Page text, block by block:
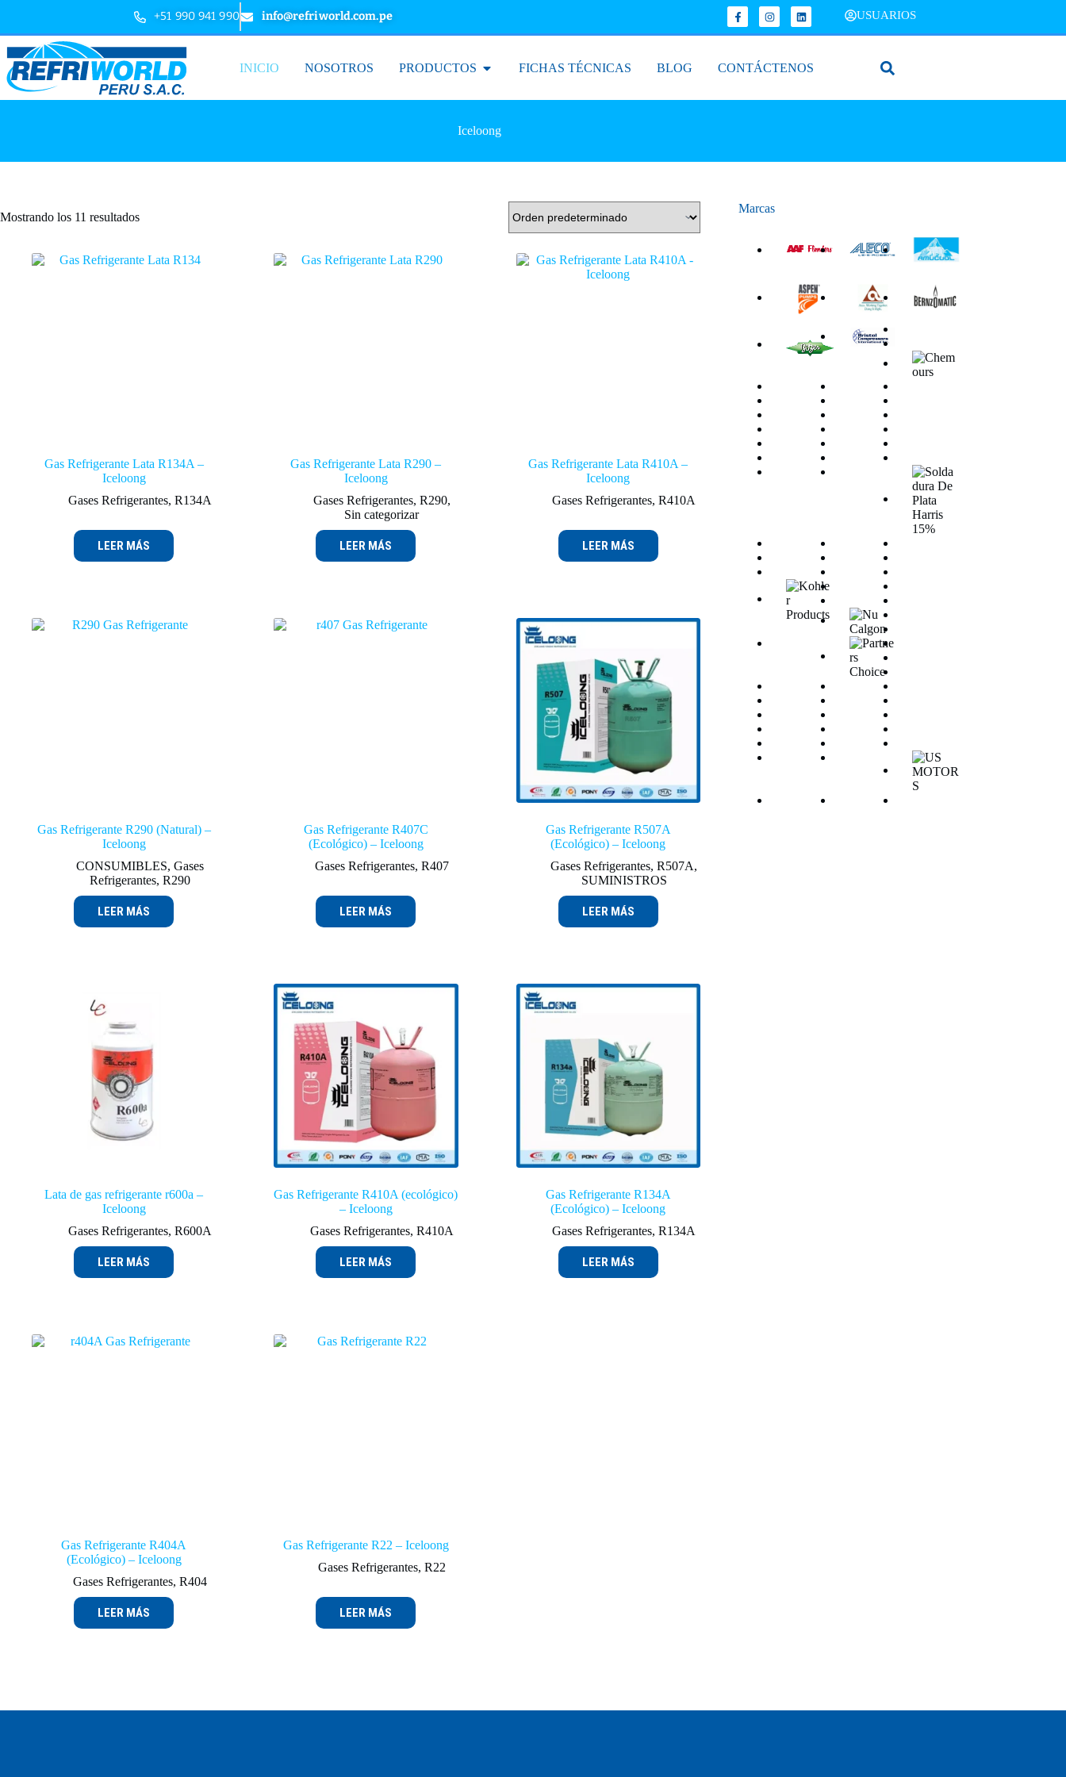
+51 990 941 990 info@refriworld.com.pe USUARIOS
INICIO NOSOTROS PRODUCTOS FICHAS TÉCNICAS BLOG CONTÁCTENOS
Iceloong
Mostrando los 11 resultados
Gas Refrigerante Lata R134A –
Iceloong
Gases Refrigerantes, R134A
LEER MÁS
Gas Refrigerante Lata R290 –
Iceloong
Gases Refrigerantes, R290,
Sin categorizar
LEER MÁS
Gas Refrigerante Lata R410A –
Iceloong
Gases Refrigerantes,R410A
LEER MÁS
Gas Refrigerante R290 (Natural) –
Iceloong
CONSUMIBLES, Gases
Refrigerantes, R290
LEER MÁS
Gas Refrigerante R407C
(Ecológico) – Iceloong
Gases Refrigerantes, R407
LEER MÁS
Gas Refrigerante R507A
(Ecológico) – Iceloong
Gases Refrigerantes,R507A,
SUMINISTROS
LEER MÁS
Lata de gas refrigerante r600a –
Iceloong
Gases Refrigerantes, R600A
LEER MÁS
Gas Refrigerante R410A (ecológico)
– Iceloong
Gases Refrigerantes, R410A
LEER MÁS
Gas Refrigerante R134A
(Ecológico) – Iceloong
Gases Refrigerantes,R134A
LEER MÁS
Gas Refrigerante R404A
(Ecológico) – Iceloong
Gases Refrigerantes, R404
LEER MÁS
Gas Refrigerante R22 – Iceloong
Gases Refrigerantes, R22
LEER MÁS
Marcas